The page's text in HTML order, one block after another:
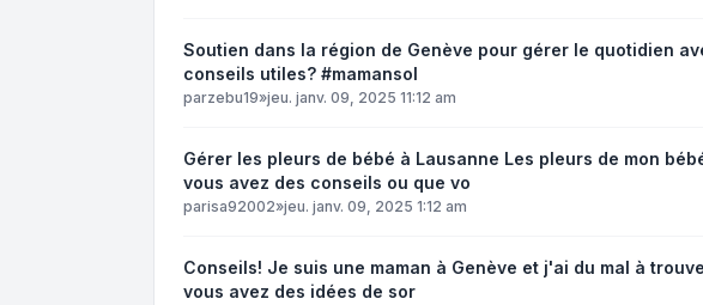
Soutien dans la région de Genève pour gérer le quotidien
conseils utiles? #mamansol
parzebu19»jeu. janv. 09, 2025 11:12 am
Gérer les pleurs de bébé à Lausanne Les pleurs de mon
vous avez des conseils ou que vo
parisa92002»jeu. janv. 09, 2025 1:12 am
Conseils! Je suis une maman à Genève et j'ai du mal à
vous avez des idées de sor